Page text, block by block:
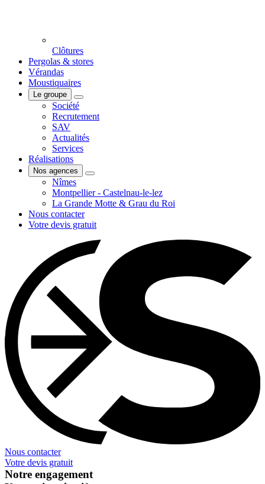
Clôtures
Pergolas & stores
Vérandas
Moustiquaires
Le groupe
Société
Recrutement
SAV
Actualités
Services
Réalisations
Nos agences
Nîmes
Montpellier - Castelnau-le-lez
La Grande Motte & Grau du Roi
Nous contacter
Votre devis gratuit
Nous contacter
Votre devis gratuit
Notre engagement